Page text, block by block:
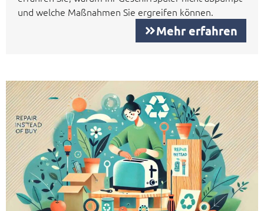
und welche Maßnahmen Sie ergreifen können.
Mehr erfahren